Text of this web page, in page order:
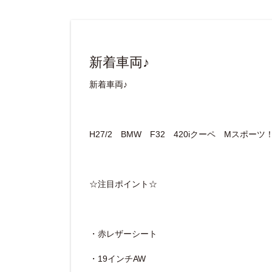
新着車両♪
新着車両♪
H27/2 BMW F32 420iクーペ Mスポーツ！
☆注目ポイント☆
・赤レザーシート
・19インチAW